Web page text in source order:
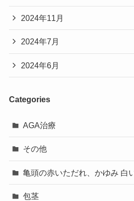
2024年11月
2024年7月
2024年6月
Categories
AGA治療
その他
亀頭の赤いただれ、かゆみ 白
包茎